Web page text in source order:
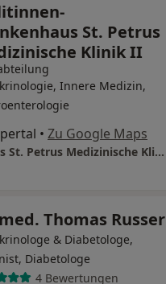
St. Petrus
Klinik II
Innere Medizin,
• Zu Google Maps
Cellitinnen-Krankenhaus St. Petrus Medizinische Klinik II
Thomas Russer
& Diabetologe,
Diabetologe
4 Bewertungen